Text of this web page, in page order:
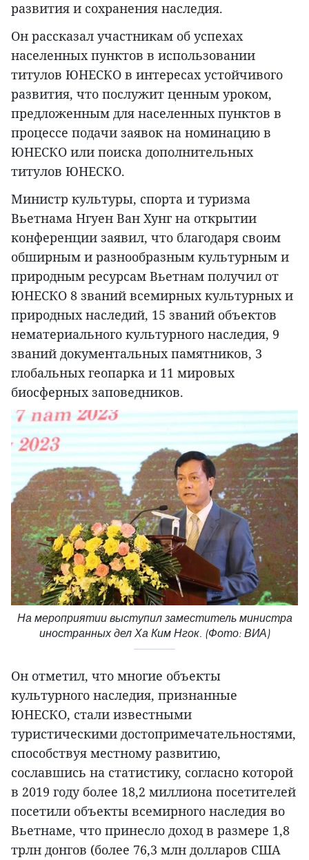
развития и сохранения наследия.
Он рассказал участникам об успехах
населенных пунктов в использовании
титулов ЮНЕСКО в интересах устойчивого
развития, что послужит ценным уроком,
предложенным для населенных пунктов в
процессе подачи заявок на номинацию в
ЮНЕСКО или поиска дополнительных
титулов ЮНЕСКО.
Министр культуры, спорта и туризма
Вьетнама Нгуен Ван Хунг на открытии
конференции заявил, что благодаря своим
обширным и разнообразным культурным и
природным ресурсам Вьетнам получил от
ЮНЕСКО 8 званий всемирных культурных и
природных наследий, 15 званий объектов
нематериального культурного наследия, 9
званий документальных памятников, 3
глобальных геопарка и 11 мировых
биосферных заповедников.
На мероприятии выступил заместитель министра
иностранных дел Ха Ким Нгок. (Фото: ВИА)
Он отметил, что многие объекты
культурного наследия, признанные
ЮНЕСКО, стали известными
туристическими достопримечательностями,
способствуя местному развитию,
сославшись на статистику, согласно которой
в 2019 году более 18,2 миллиона посетителей
посетили объекты всемирного наследия во
Вьетнаме, что принесло доход в размере 1,8
трлн донгов (более 76,3 млн долларов США